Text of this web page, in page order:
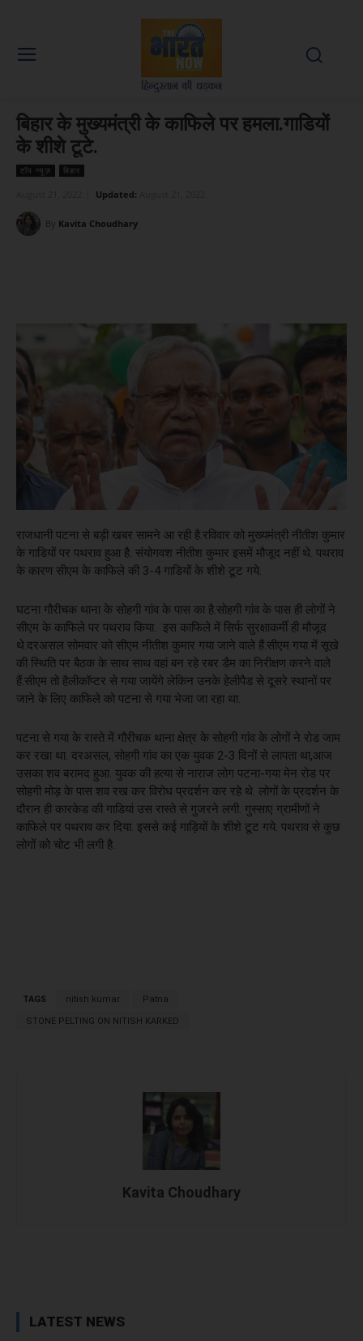
बिहार के मुख्यमंत्री के काफिले पर हमला.गाडियों
के शीशे टूटे.
टॉप न्यूज़ बिहार
Updated:
By Kavita Choudhary
राजधानी पटना से बड़ी खबर सामने आ रही है.रविवार को मुख्यमंत्री नीतीश कुमार
के गाडियों पर पथराव हुआ है. संयोगवश नीतीश कुमार इसमें मौजूद नहीं थे. पथराव
के कारण सीएम के काफिले की 3-4 गाडियों के शीशे टूट गये.
घटना गौरीचक थाना के सोहगी गांव के पास का है.सोहगी गांव के पास ही लोगों ने
सीएम के काफिले पर पथराव किया. इस काफिले में सिर्फ सुरक्षाकर्मी ही मौजूद
थे.दरअसल सोमवार को सीएम नीतीश कुमार गया जाने वाले हैं.सीएम गया में सूखे
की स्थिति पर बैठक के साथ साथ वहां बन रहे रबर डैम का निरीक्षण करने वाले
हैं.सीएम तो हैलीकॉप्टर से गया जायेंगे लेकिन उनके हेलीपैड से दूसरे स्थानों पर
जाने के लिए काफिले को पटना से गया भेजा जा रहा था.
पटना से गया के रास्ते में गौरीचक थाना क्षेत्र के सोहगी गांव के लोगों ने रोड जाम
कर रखा था. दरअसल, सोहगी गांव का एक युवक 2-3 दिनों से लापता था,आज
उसका शव बरामद हुआ. युवक की हत्या से नाराज लोग पटना-गया मेन रोड पर
सोहगी मोड़ के पास शव रख कर विरोध प्रदर्शन कर रहे थे. लोगों के प्रदर्शन के
दौरान ही कारकेड की गाडियां उस रास्ते से गुजरने लगी. गुस्साए ग्रामीणों ने
काफिले पर पथराव कर दिया. इससे कई गाड़ियों के शीशे टूट गये. पथराव से कुछ
लोगों को चोट भी लगी है.
TAGS nitish kumar Patna
STONE PELTING ON NITISH KARKED
Kavita Choudhary
LATEST NEWS